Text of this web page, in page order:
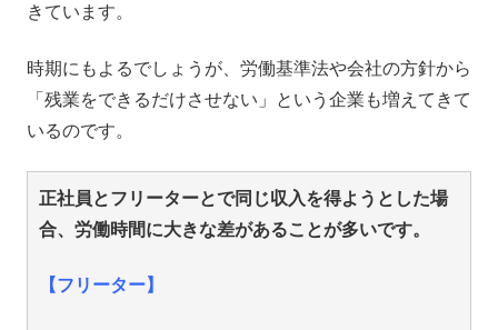
きています。
時期にもよるでしょうが、労働基準法や会社の方針から
「残業をできるだけさせない」という企業も増えてきて
いるのです。
正社員とフリーターとで同じ収入を得ようとした場
合、労働時間に大きな差があることが多いです。
【フリーター】